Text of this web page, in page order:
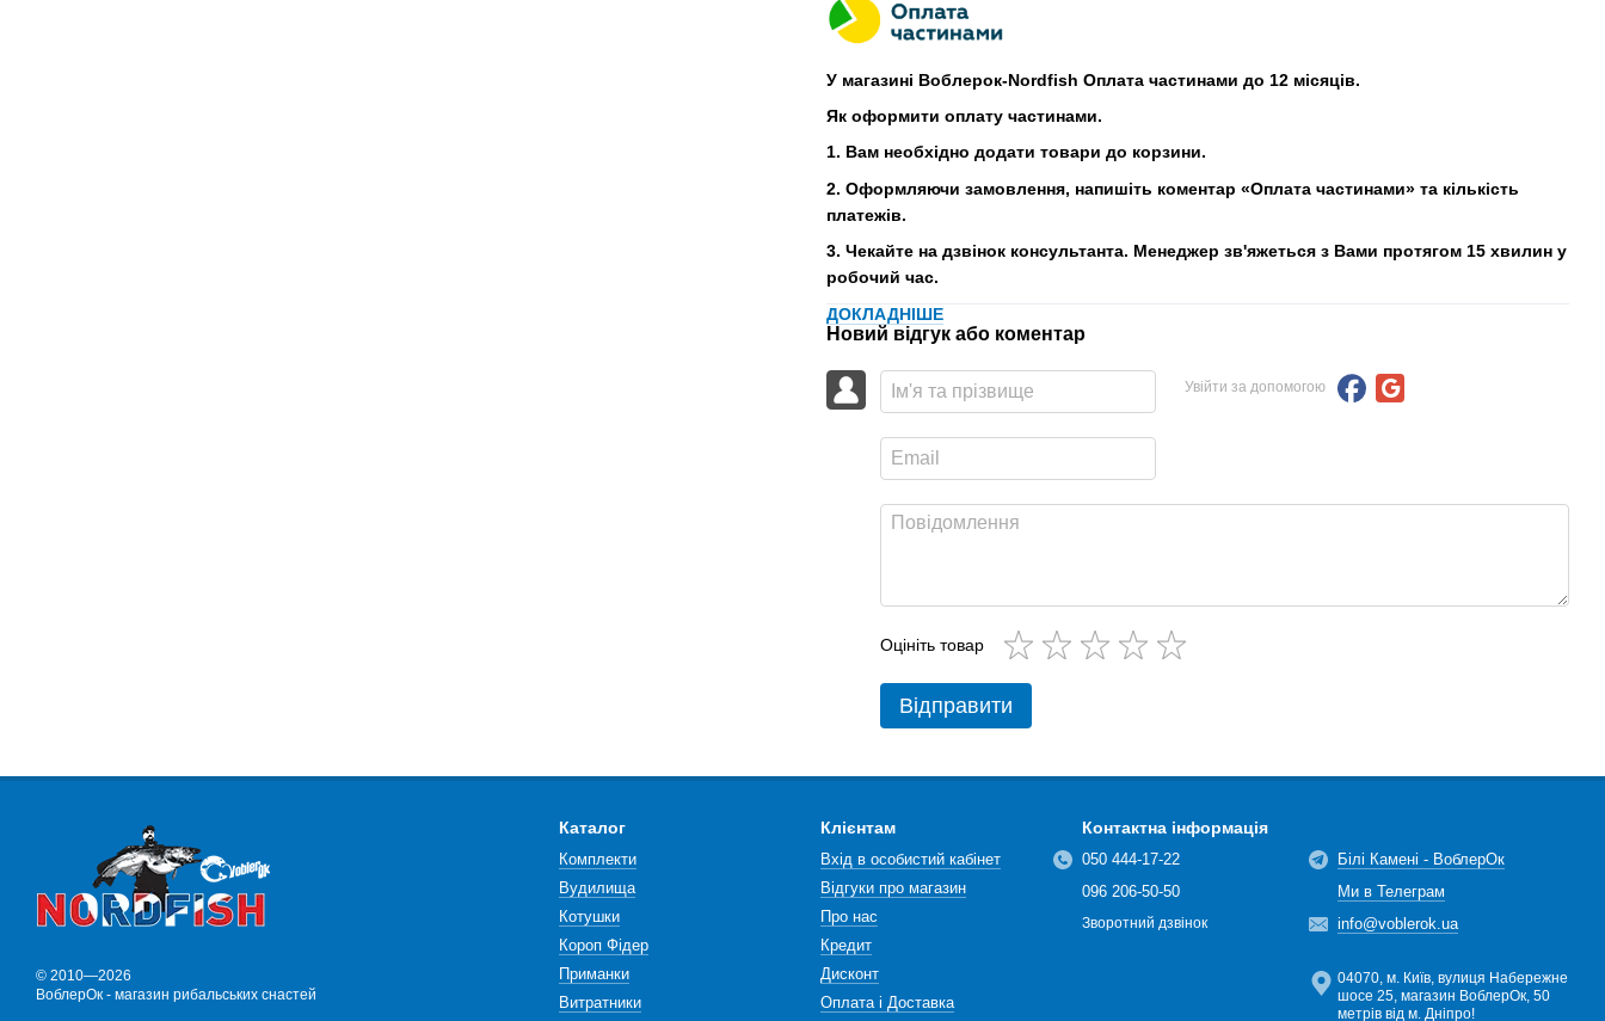
У магазині Воблерок-Nordfish Оплата частинами до 12 місяців.
Як оформити оплату частинами.
1. Вам необхідно додати товари до корзини.
2. Оформляючи замовлення, напишіть коментар «Оплата частинами» та кількість
платежів.
3. Чекайте на дзвінок консультанта. Менеджер зв'яжеться з Вами протягом 15 хвилин у
робочий час.
ДОКЛАДНІШЕ
Новий відгук або коментар
Увійти за допомогою
Оцініть товар
Відправити
© 2010—2026
ВоблерОк - магазин рибальських снастей
Каталог
Комплекти
Вудилища
Котушки
Короп Фідер
Приманки
Витратники
Клієнтам
Вхід в особистий кабінет
Відгуки про магазин
Про нас
Кредит
Дисконт
Оплата і Доставка
Контактна інформація
050 444-17-22
096 206-50-50
Зворотний дзвінок
Білі Камені - ВоблерОк
Ми в Телеграм
info@voblerok.ua
04070, м. Київ, вулиця Набережне
шосе 25, магазин ВоблерОк, 50
метрів від м. Дніпро!